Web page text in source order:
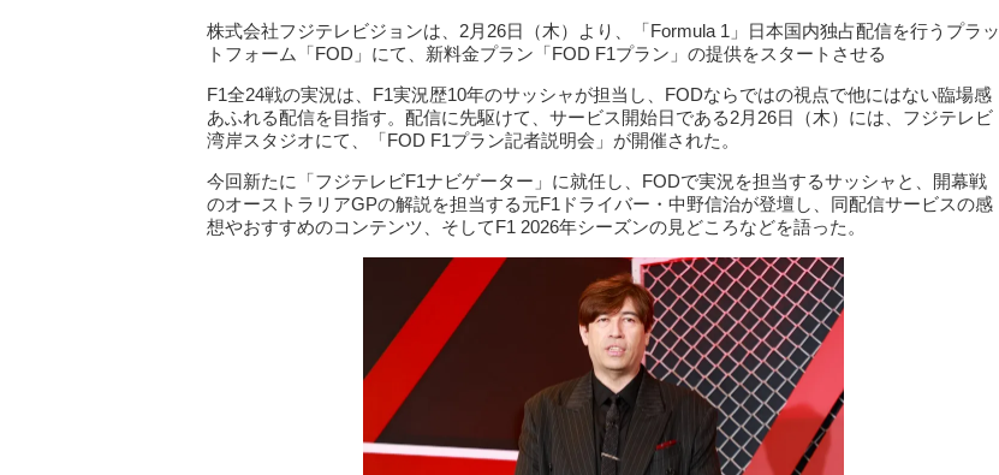
株式会社フジテレビジョンは、2月26日（木）より、「Formula 1」日本国内独占配信を行うプラッ
トフォーム「FOD」にて、新料金プラン「FOD F1プラン」の提供をスタートさせる
F1全24戦の実況は、F1実況歴10年のサッシャが担当し、FODならではの視点で他にはない臨場感
あふれる配信を目指す。配信に先駆けて、サービス開始日である2月26日（木）には、フジテレビ
湾岸スタジオにて、「FOD F1プラン記者説明会」が開催された。
今回新たに「フジテレビF1ナビゲーター」に就任し、FODで実況を担当するサッシャと、開幕戦
のオーストラリアGPの解説を担当する元F1ドライバー・中野信治が登壇し、同配信サービスの感
想やおすすめのコンテンツ、そしてF1 2026年シーズンの見どころなどを語った。